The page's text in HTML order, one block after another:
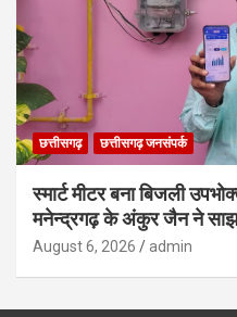
छत्तीसगढ़ छत्तीसगढ़ जनसंपर्क
स्मार्ट मीटर बना बिजली
मनेन्द्रगढ़ के अंकुर जैन ने
August 6, 2026 admin